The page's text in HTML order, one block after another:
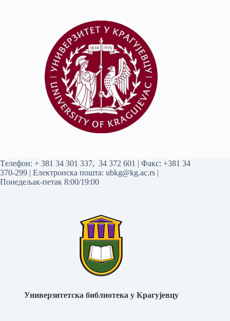
Tелефон: + 381 34 301 337, 34 372 601 | Факс: +381 34
370-299 | Електронска пошта: ubkg@kg.ac.rs |
Понедељак-петак 8:00/19:00
Универзитетска библиотека у Крагујевцу